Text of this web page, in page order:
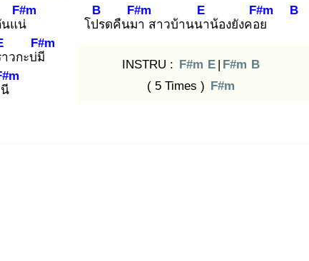
แน่
F#m
วกะบ่มี
F#m
โปร
B
ดคืนมา
F#m
สาวบ้านนา
E
น้องยังคอย
F#m B
INSTRU : F#m E | F#m B
( 5 Times ) F#m